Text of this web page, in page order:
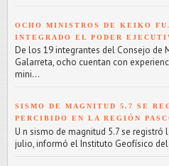
OCHO MINISTROS DE KEIKO
INTEGRADO EL PODER
De los 19 integrantes del Consejo de
Galarreta, ocho cuentan con
mini...
SISMO DE MAGNITUD 5.7 SE
PERCIBIDO EN LA REGIÓN
U n sismo de magnitud 5.7 se registró
julio, informó el Instituto Geofísico del